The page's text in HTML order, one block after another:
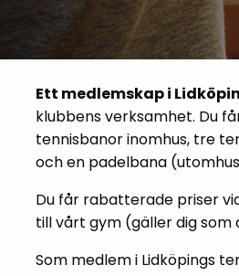
Ett medlemskap i
klubbens verksamhet. Du
tennisbanor inomhus, tre
och en padelbana
Du får rabatterade priser
till vårt gym (gäller dig som
Som medlem i Lidköpings